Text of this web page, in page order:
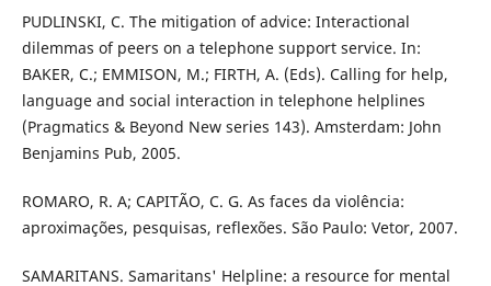
PUDLINSKI, C. The mitigation of advice: Interactional
dilemmas of peers on a telephone support service. In:
BAKER, C.; EMMISON, M.; FIRTH, A. (Eds). Calling for help,
language and social interaction in telephone helplines
(Pragmatics & Beyond New series 143). Amsterdam: John
Benjamins Pub, 2005.
ROMARO, R. A; CAPITÃO, C. G. As faces da violência:
aproximações, pesquisas, reflexões. São Paulo: Vetor, 2007.
SAMARITANS. Samaritans' Helpline: a resource for mental